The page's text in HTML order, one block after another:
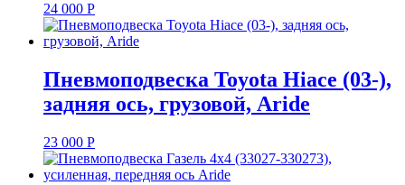
24 000 Р
Пневмоподвеска Toyota Hiace (03-),
задняя ось, грузовой, Aride
23 000 Р